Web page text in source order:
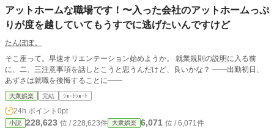
アットホームな職場です！〜入った会社のアットホームっぷ
りが度を越していてもうすでに逃げたいんですけど
たんぽぽ。
そこ座って。早速オリエンテーション始めようか。 就業規則の説明に入る前
に、二、三注意事項を話しとこうと思うんだけど、良いかな？ ――出勤初日、
あずさは就職を後悔することに――
大衆娯楽 完結 ｼｮｰﾄｼｮｰﾄ
24h.ポイント 0pt
小説 228,623 位 / 228,623件 大衆娯楽 6,071 位 / 6,071件